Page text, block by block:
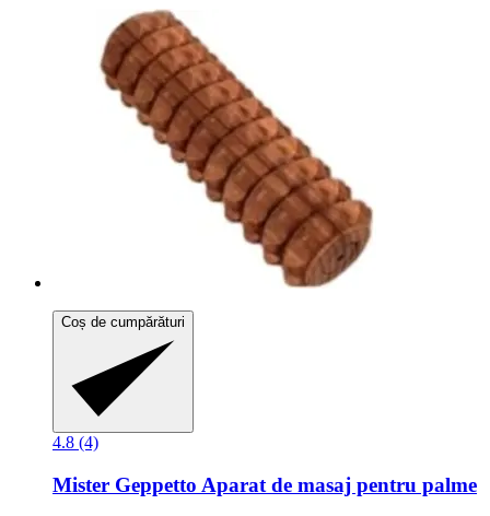
Coș de cumpărături
4.8 (4)
Mister Geppetto Aparat de masaj pentru palme